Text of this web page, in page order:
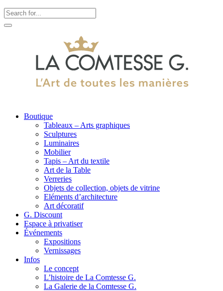
Boutique
Tableaux – Arts graphiques
Sculptures
Luminaires
Mobilier
Tapis – Art du textile
Art de la Table
Verreries
Objets de collection, objets de vitrine
Eléments d’architecture
Art décoratif
G. Discount
Espace à privatiser
Événements
Expositions
Vernissages
Infos
Le concept
L’histoire de La Comtesse G.
La Galerie de la Comtesse G.